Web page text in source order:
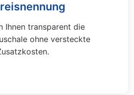
Ihnen transparent die
ohne versteckte